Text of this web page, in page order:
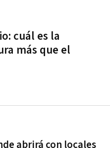
cuál es la
más que el
abrirá con locales